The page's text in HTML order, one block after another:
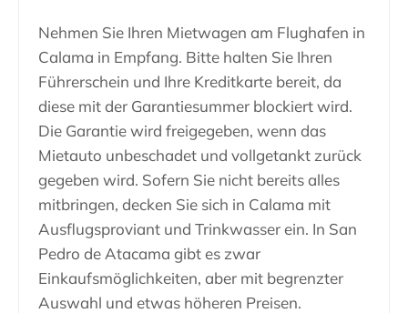
Nehmen Sie Ihren Mietwagen am Flughafen in
Calama in Empfang. Bitte halten Sie Ihren
Führerschein und Ihre Kreditkarte bereit, da
diese mit der Garantiesummer blockiert wird.
Die Garantie wird freigegeben, wenn das
Mietauto unbeschadet und vollgetankt zurück
gegeben wird. Sofern Sie nicht bereits alles
mitbringen, decken Sie sich in Calama mit
Ausflugsproviant und Trinkwasser ein. In San
Pedro de Atacama gibt es zwar
Einkaufsmöglichkeiten, aber mit begrenzter
Auswahl und etwas höheren Preisen.